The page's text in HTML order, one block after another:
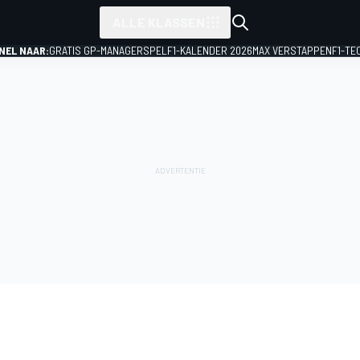
NAAR:GRATIS GP-MANAGERSPEL F1-KALENDER 2026MAX VERSTAPPENF1-